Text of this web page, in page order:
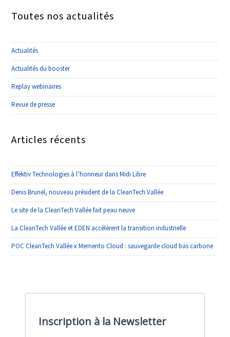
Toutes nos actualités
Actualités
Actualités du booster
Replay webinaires
Revue de presse
Articles récents
Effektiv Technologies à l’honneur dans Midi Libre
Denis Brunel, nouveau président de la CleanTech Vallée
Le site de la CleanTech Vallée fait peau neuve
La CleanTech Vallée et EDEN accélèrent la transition industrielle
POC CleanTech Vallée x Memento Cloud : sauvegarde cloud bas carbone
Inscription à la Newsletter